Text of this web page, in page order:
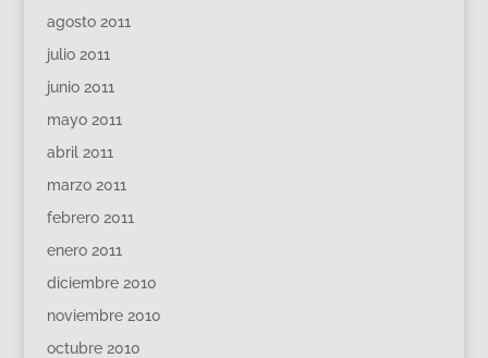
agosto 2011
julio 2011
junio 2011
mayo 2011
abril 2011
marzo 2011
febrero 2011
enero 2011
diciembre 2010
noviembre 2010
octubre 2010